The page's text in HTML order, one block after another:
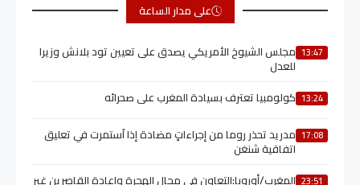
على مدار الساعة
13:47 مجلس الشيوخ الأمريكي يصدق على تعيين تود بلانش وزيرا
للعدل
13:24 كولومبيا تعترف بسيادة المغرب على صحرائه
17:08 مدريد تحذر روما من إجراءاتٍ مضادة إذا اُستمرت في تعليق
اتفاقية شنغن
23:51 المغرب/أوروبا:التعاون في مجال الهجرة وإعادة القاصرين غير